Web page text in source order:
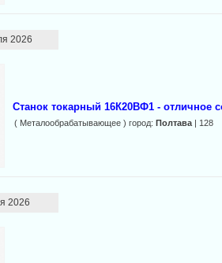
2026
Станок токарный 16К20ВФ1 - отличное
( Металообрабатывающее ) город: Полтава| 128
2026